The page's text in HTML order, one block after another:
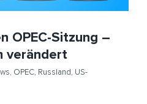
OPEC-Sitzung –
verändert
, OPEC, Russland, US-